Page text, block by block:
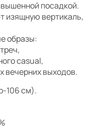
посадкой.
изящную вертикаль,
образы:
casual,
вечерних выходов.
106 см).